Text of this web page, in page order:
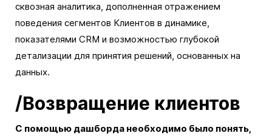
сквозная аналитика, дополненная отражением
поведения сегментов Клиентов в динамике,
показателями CRM и возможностью глубокой
детализации для принятия решений, основанных на
данных.
/Возвращение клиентов
С помощью дашборда необходимо было понять,